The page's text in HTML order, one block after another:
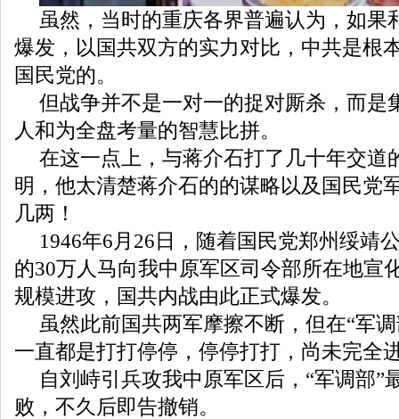
虽然，当时的重庆各界普遍认为，如果
爆发，以国共双方的实力对比，中共是根
国民党的。
但战争并不是一对一的捉对厮杀，而是
人和为全盘考量的智慧比拼。
在这一点上，与蒋介石打了几十年交道
明，他太清楚蒋介石的的谋略以及国民党
几两！
1946年6月26日，随着国民党郑州绥靖
的30万人马向我中原军区司令部所在地宣
规模进攻，国共内战由此正式爆发。
虽然此前国共两军摩擦不断，但在“军
一直都是打打停停，停停打打，尚未完全
自刘峙引兵攻我中原军区后，“军调部”
败，不久后即告撤销。